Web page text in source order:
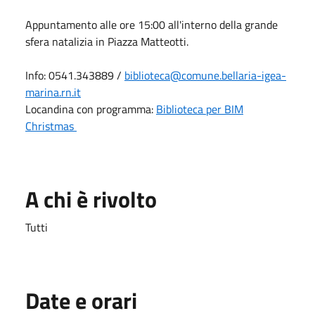
Appuntamento alle ore 15:00 all'interno della grande
sfera natalizia in Piazza Matteotti.
Info: 0541.343889 / biblioteca@comune.bellaria-igea-
marina.rn.it
Locandina con programma: Biblioteca per BIM
Christmas
A chi è rivolto
Tutti
Date e orari